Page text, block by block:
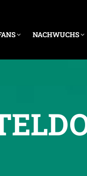
NACHWUCHS